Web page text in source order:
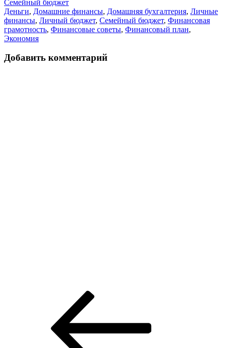
Семейный бюджет
Деньги, Домашние финансы, Домашняя бухгалтерия, Личные
финансы, Личный бюджет, Семейный бюджет, Финансовая
грамотность, Финансовые советы, Финансовый план,
Экономия
Добавить комментарий